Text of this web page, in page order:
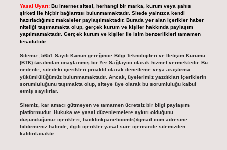
Yasal Uyarı: Bu internet sitesi, herhangi bir marka, kurum veya şahıs
şirketi ile hiçbir bağlantısı bulunmamaktadır. Sitede yalnızca kendi
hazırladığımız makaleler paylaşılmaktadır. Burada yer alan içerikler haber
niteliği taşımamakta olup, gerçek kurum ve kişiler hakkında paylaşım
yapılmamaktadır. Gerçek kurum ve kişiler ile isim benzerlikleri tamamen
tesadüfidir.
Sitemiz, 5651 Sayılı Kanun gereğince Bilgi Teknolojileri ve İletişim Kurumu
(BTK) tarafından onaylanmış bir Yer Sağlayıcı olarak hizmet vermektedir. Bu
nedenle, sitedeki içerikleri proaktif olarak denetleme veya araştırma
yükümlülüğümüz bulunmamaktadır. Ancak, üyelerimiz yazdıkları içeriklerin
sorumluluğunu taşımakta olup, siteye üye olarak bu sorumluluğu kabul
etmiş sayılırlar.
Sitemiz, kar amacı gütmeyen ve tamamen ücretsiz bir bilgi paylaşım
platformudur. Hukuka ve yasal düzenlemelere aykırı olduğunu
düşündüğünüz içerikleri, backlinkpanelicomtr@gmail.comadresine
bildirmeniz halinde, ilgili içerikler yasal süre içerisinde sitemizden
kaldırılacaktır.